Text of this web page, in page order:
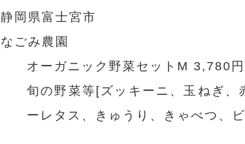
静岡県富士宮市
なごみ農園
オーガニック野菜セットM 3,780
旬の野菜等[ズッキーニ、玉ねぎ、
ーレタス、きゅうり、きゃべつ、